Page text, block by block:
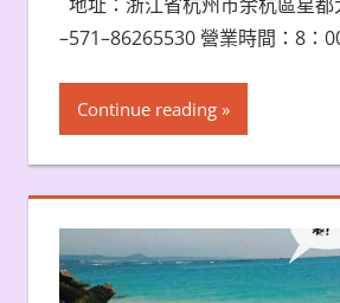
–571–86265530 營業時間：8：
Continue reading